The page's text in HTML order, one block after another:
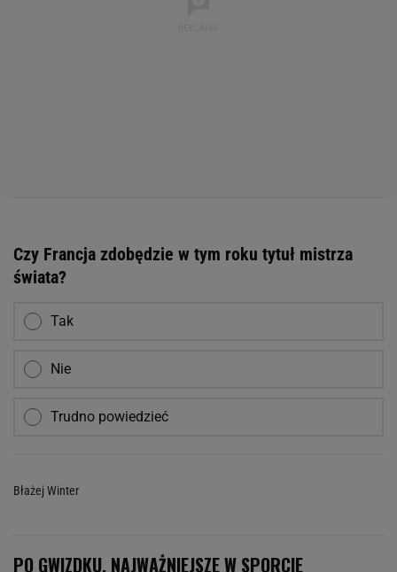
Czy Francja zdobędzie w tym roku tytuł mistrza
świata?
Tak
Nie
Trudno powiedzieć
Błażej Winter